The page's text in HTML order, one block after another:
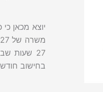
בחישוב חודשי זה מגיע